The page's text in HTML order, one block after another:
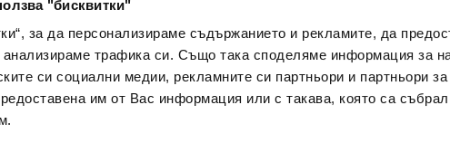
"бисквитки"
за да персонализираме съдържанието и рекламите, да
трафика си. Също така споделяме информация за
си социални медии, рекламните си партньори и партньори
им от Вас информация или с такава, която са